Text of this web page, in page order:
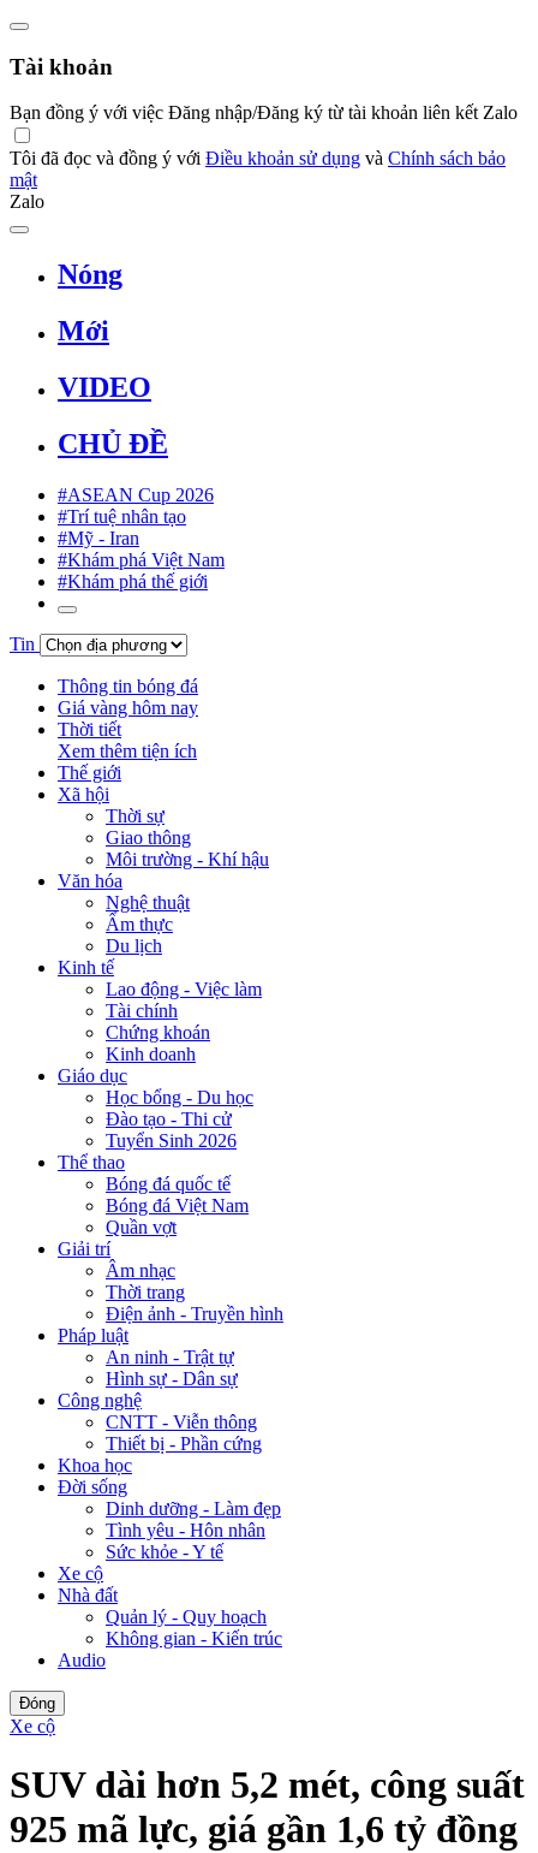
Tài khoản
Bạn đồng ý với việc Đăng nhập/Đăng ký từ tài khoản liên kết Zalo
Tôi đã đọc và đồng ý với Điều khoản sử dụng và Chính sách bảo
mật
Zalo
Nóng
Mới
VIDEO
CHỦ ĐỀ
#ASEAN Cup 2026
#Trí tuệ nhân tạo
#Mỹ - Iran
#Khám phá Việt Nam
#Khám phá thế giới
Tin
Thông tin bóng đá
Giá vàng hôm nay
Thời tiết
Xem thêm tiện ích
Thế giới
Xã hội
Thời sự
Giao thông
Môi trường - Khí hậu
Văn hóa
Nghệ thuật
Ẩm thực
Du lịch
Kinh tế
Lao động - Việc làm
Tài chính
Chứng khoán
Kinh doanh
Giáo dục
Học bổng - Du học
Đào tạo - Thi cử
Tuyển Sinh 2026
Thể thao
Bóng đá quốc tế
Bóng đá Việt Nam
Quần vợt
Giải trí
Âm nhạc
Thời trang
Điện ảnh - Truyền hình
Pháp luật
An ninh - Trật tự
Hình sự - Dân sự
Công nghệ
CNTT - Viễn thông
Thiết bị - Phần cứng
Khoa học
Đời sống
Dinh dưỡng - Làm đẹp
Tình yêu - Hôn nhân
Sức khỏe - Y tế
Xe cộ
Nhà đất
Quản lý - Quy hoạch
Không gian - Kiến trúc
Audio
Đóng
Xe cộ
SUV dài hơn 5,2 mét, công suất
925 mã lực, giá gần 1,6 tỷ đồng